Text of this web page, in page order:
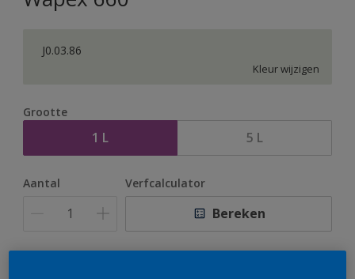
J0.03.86
Kleur wijzigen
Grootte
1 L 5 L
Aantal Verfcalculator
Bereken